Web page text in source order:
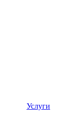
Услуги